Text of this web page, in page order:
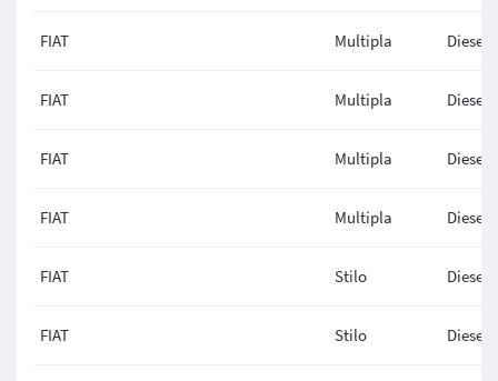
FIAT Multipla Diesel
FIAT Multipla Diesel
FIAT Multipla Diesel
FIAT Multipla Diesel
FIAT Stilo Diesel
FIAT Stilo Diesel